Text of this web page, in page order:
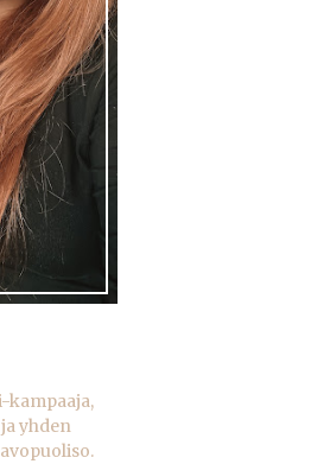
kampaaja,
yhden